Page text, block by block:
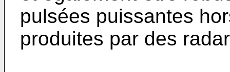
pulsées puissantes
produites par des